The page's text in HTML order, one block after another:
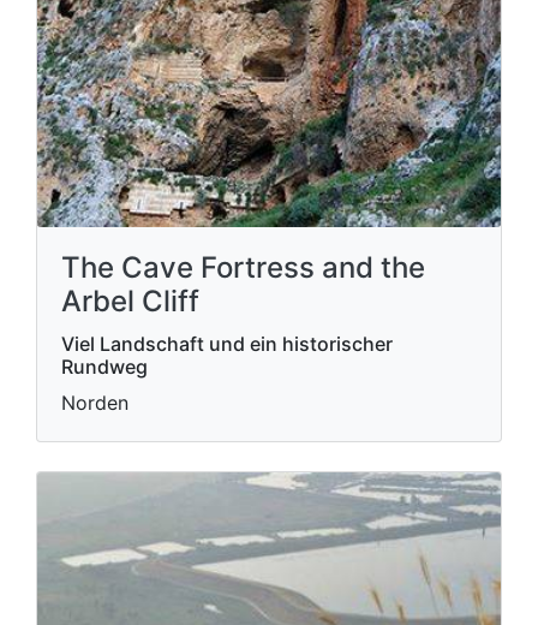
The Cave Fortress and the
Arbel Cliff
Viel Landschaft und ein historischer
Rundweg
Norden